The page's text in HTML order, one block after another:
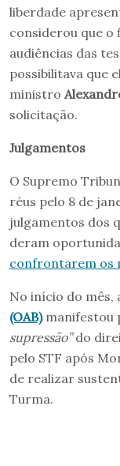
liberdade
considerou que o
audiências das
possibilitava que
ministro
solicitação.
Julgamentos
O Supremo
réus pelo 8 de
julgamentos dos
deram
confrontarem os
No início do mês,
(OAB)manifestou
supressão”do
pelo STF após
de realizar
Turma.